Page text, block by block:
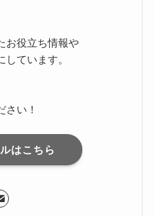
お役立ち情報や
ています。
さい！
はこちら